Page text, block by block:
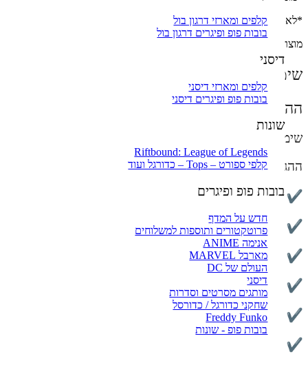
קלפים ומארזי דרגון בול
בובות פופ ופיגרים דרגון בול
דיסני
קלפים ומארזי דיסני
בובות פופ ופיגרים דיסני
שונות
Riftbound: League of Legends
קלפי ספורט – Tops – כדורגל ועוד
בובות פופ ופיגרים
חדש על המדף
פרוטקטורים ותוספות למשלוחים
אנימה ANIME
מארבל MARVEL
העולם של DC
דיסני
מותגים מסרטים וסדרות
שחקני כדורגל / כדורסל
Freddy Funko
בובות פופ - שונות
*לא מובטח שהמוצרים שזמינים באתר למשלוחים / איסוף עצמי יהיו
מוצרי אספנות !
שימו לב – המחירים באתר אינם סופיים וייתכנו
ההזמנה באתר אינה מהווה אישור עסקה! תוקף
שימו לב: מוצרי אספנות אינם ניתנים להחזרה או להחלפה.
ההגדרה כוללת בין היתר:
קלפים בודדים / חבילות קלפים
פופים (Funko Pop)
פיגרים ופסלים
מהדורות מוגבלות
מוצרים עם ערך אספני משתנה
כל מוצר שנפתח מאריזתו